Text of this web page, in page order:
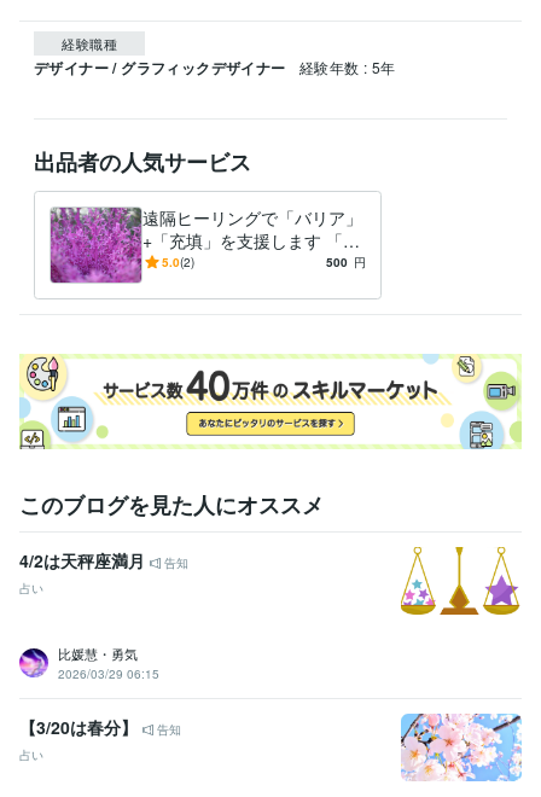
経験職種
デザイナー / グラフィックデザイナー 経験年数 : 5年
出品者の人気サービス
遠隔ヒーリングで「バリア」
+「充填」を支援します 「紫
の光のエネルギー」と「輝け
ス
5.0(2) 500 円
このブログを見た人にオススメ
4/2は天秤座満月
告知
占い
比媛慧・勇気
2026/03/29 06:15
【3/20は春分】
告知
占い